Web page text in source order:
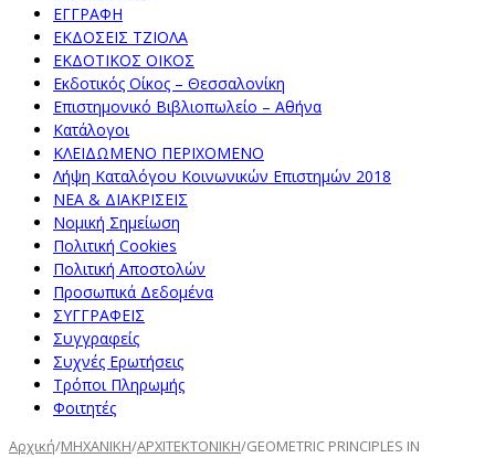
ΕΓΓΡΑΦΗ
ΕΚΔΟΣΕΙΣ ΤΖΙΟΛΑ
ΕΚΔΟΤΙΚΟΣ ΟΙΚΟΣ
Εκδοτικός Οίκος – Θεσσαλονίκη
Επιστημονικό Βιβλιοπωλείο – Αθήνα
Κατάλογοι
ΚΛΕΙΔΩΜΕΝΟ ΠΕΡΙΧΟΜΕΝΟ
Λήψη Καταλόγου Κοινωνικών Επιστημών 2018
ΝΕΑ & ΔΙΑΚΡΙΣΕΙΣ
Νομική Σημείωση
Πολιτική Cookies
Πολιτική Αποστολών
Προσωπικά Δεδομένα
ΣΥΓΓΡΑΦΕΙΣ
Συγγραφείς
Συχνές Ερωτήσεις
Τρόποι Πληρωμής
Φοιτητές
Αρχική/ΜΗΧΑΝΙΚΗ/ΑΡΧΙΤΕΚΤΟΝΙΚΗ/GEOMETRIC PRINCIPLES IN